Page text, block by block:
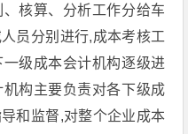
核算、分析工作分给车
员分别进行,成本考核工
级成本会计机构逐级进
构主要负责对各下级成
和监督,对整个企业成本